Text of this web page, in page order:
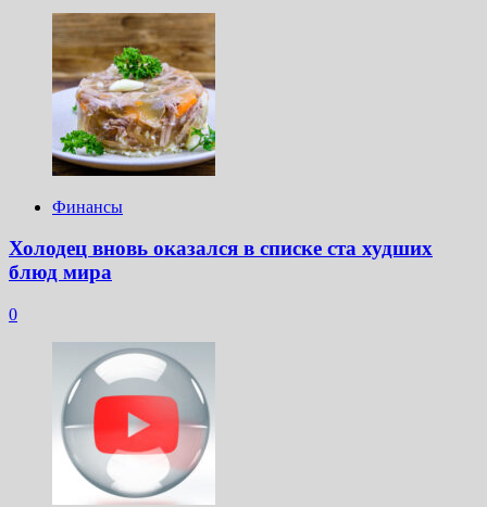
Финансы
Холодец вновь оказался в списке ста худших
блюд мира
0